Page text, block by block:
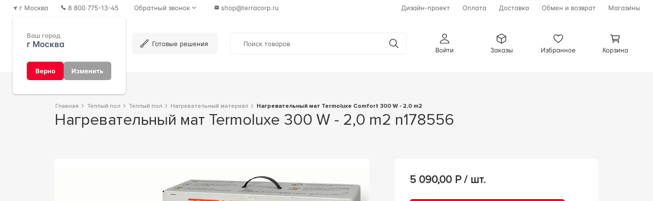
г Москва
Ваш город
г Москва
Верно Изменить
8 800 775-13-45 Обратный звонок shop@terracorp.ru Дизайн-проект Оплата Доставка Обмен и возврат Магазины
Готовые решения
Войти
Заказы Избранное Корзина
Главная Теплый пол Теплый пол Нагревательный материал Нагревательный мат Termoluxe Comfort 300 W - 2,0 m2
Нагревательный мат Termoluxe 300 W - 2,0 m2 n178556
5 090,00 Р / шт.